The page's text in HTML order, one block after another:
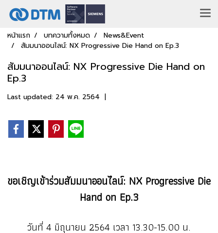
หน้าแรก บทความทั้งหมด
News&Event
สัมมนาออนไลน์: NX Progressive Die Hand on Ep.3
สัมมนาออนไลน์: NX Progressive Die Hand on
Ep.3
Last updated: 24 พ.ค. 2564 |
ขอเชิญเข้าร่วมสัมมนาออนไลน์: NX Progressive Die
Hand on Ep.3
วันที่ 4 มิถุนายน 2564 เวลา 13.30-15.00 น.